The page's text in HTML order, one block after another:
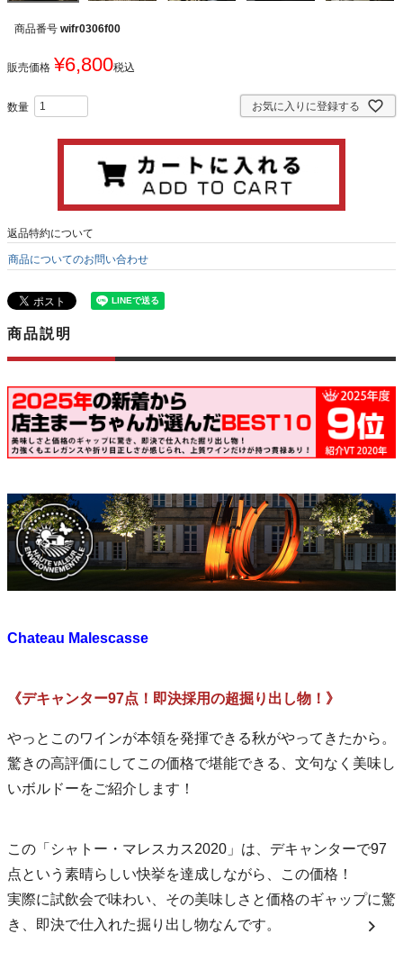
商品番号 wifr0306f00
販売価格 ¥6,800税込
お気に入りに登録する
返品特約について
商品についてのお問い合わせ
商品説明
Chateau Malescasse
《デキャンター97点！即決採用の超掘り出し物！》
やっとこのワインが本領を発揮できる秋がやってきたから。
驚きの高評価にしてこの価格で堪能できる、文句なく美味し
いボルドーをご紹介します！
この「シャトー・マレスカス2020」は、デキャンターで97
点という素晴らしい快挙を達成しながら、この価格！
実際に試飲会で味わい、その美味しさと価格のギャップに驚
き、即決で仕入れた掘り出し物なんです。